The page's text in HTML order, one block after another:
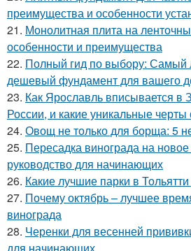
преимущества и особенности
21. Монолитная плита на
особенности и преимущества
22. Полный гид по выбору: Самый
дешевый фундамент для вашего
23. Как Ярославль вписывается в
России, и какие уникальные черты
24. Овощ не только для борща: 5
25. Пересадка винограда на
руководство для начинающих
26. Какие лучшие парки в
27. Почему октябрь – лучшее
винограда
28. Черенки для весенней
для начинающих